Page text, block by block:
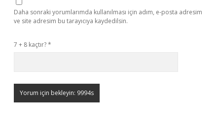
Daha sonraki yorumlarımda kullanılması için adım, e-posta adresim
ve site adresim bu tarayıcıya kaydedilsin.
7 + 8 kaçtır?*